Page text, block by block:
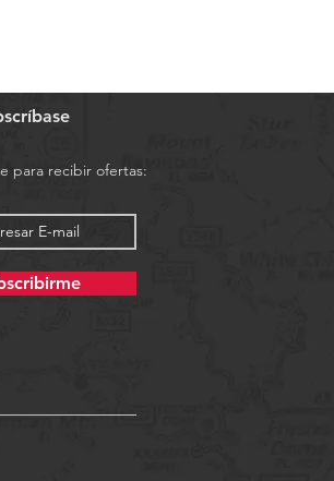
para recibir ofertas: